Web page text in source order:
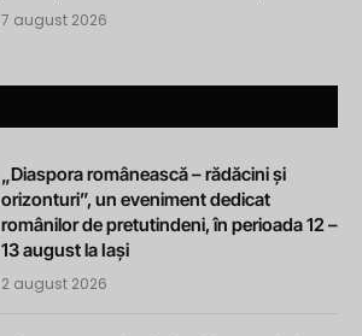
7 august 2026
„Diaspora românească – rădăcini și
orizonturi”, un eveniment dedicat
românilor de pretutindeni, în perioada 12 –
13 august la Iași
2 august 2026